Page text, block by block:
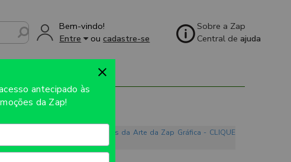
Bem-vindo!
Entre
oucadastre-se
Sobre a Zap
Central deajuda
Conheça os Mandamentos da Arte da Zap Gráfica - CLIQUE
antecipado às
da Zap!